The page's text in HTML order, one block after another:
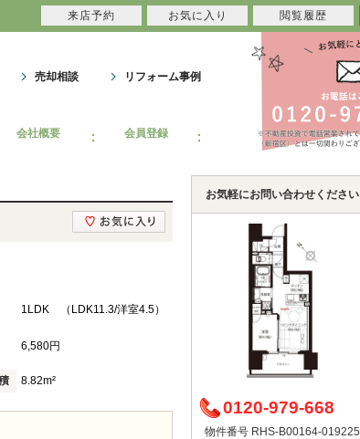
売却相談 リフォーム事例
会社概要 会員登録
1LDK （LDK11.3/洋室4.5）
6,580円
8.82m²
お気軽にお問い合わせください
0120-979-668
物件番号 RHS-B00164-019225
来店予約 お気に入り 閲覧履歴